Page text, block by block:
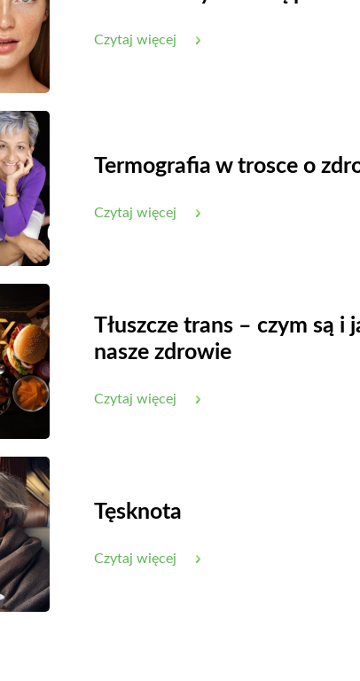
Czytaj więcej
Termografia w trosce o
Czytaj więcej
Tłuszcze trans – czym są i
nasze zdrowie
Czytaj więcej
Tęsknota
Czytaj więcej